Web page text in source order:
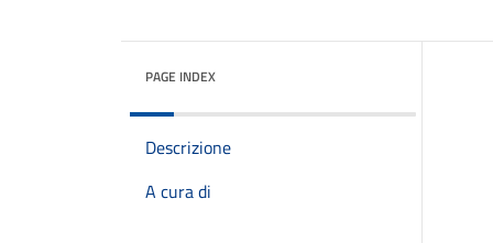
PAGE INDEX
Descrizione
A cura di